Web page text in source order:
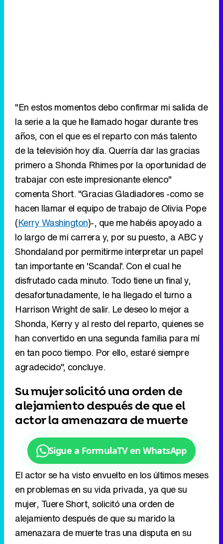
trabajar con este impresionante elenco"
comenta Short. "Gracias Gladiadores -como se
hacen llamar el equipo de trabajo de Olivia Pope
(Kerry Washington)-, que me habéis apoyado a
lo largo de mi carrera y, por su puesto, a ABC y
Shondaland por permitirme interpretar un papel
tan importante en 'Scandal'. Con el cual he
disfrutado cada minuto. Todo tiene un final y,
desafortunadamente, le ha llegado el turno a
Harrison Wright de salir. Le deseo lo mejor a
Shonda, Kerry y al resto del reparto, quienes se
han convertido en una segunda familia para mí
en tan poco tiempo. Por ello, estaré siempre
agradecido", concluye.
Su mujer solicitó una orden de
alejamiento después de que el
actor la amenazara de muerte
El actor se ha visto envuelto en los últimos meses
en problemas en su vida privada, ya que su
mujer, Tuere Short, solicitó una orden de
alejamiento después de que su marido la
amenazara de muerte tras una disputa en su
casa a principios de abril. Su mujer ha pedido el
divorcio y se encuentra en medio de una lucha
por la custodia de su hija, de dos años de edad.
El actor también fue arrestado el pasado marzo
después de pegar a un hombre tras un altercado